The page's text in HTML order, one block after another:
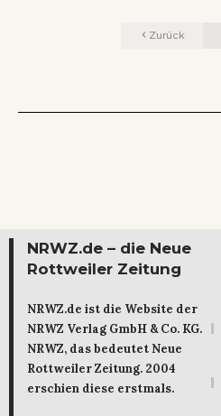
Zurück
NRWZ.de – die Neue
Rottweiler Zeitung
NRWZ.de ist die Website der
NRWZ Verlag GmbH & Co. KG.
NRWZ, das bedeutet Neue
Rottweiler Zeitung. 2004
erschien diese erstmals.